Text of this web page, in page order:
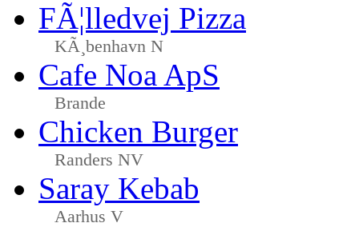
FÃ¦lledvej Pizza
KÃ¸benhavn N
Cafe Noa ApS
Brande
Chicken Burger
Randers NV
Saray Kebab
Aarhus V